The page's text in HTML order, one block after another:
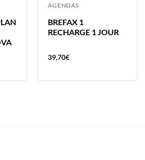
AGENDAS
BREFAX 1
RECHARGE 1 JOUR
39,70€